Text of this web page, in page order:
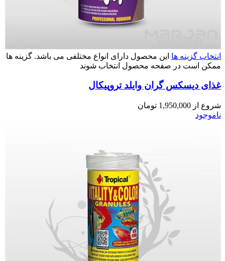
انتخاب گزینه ها این محصول دارای انواع مختلفی می باشد. گزینه ها
ممکن است در صفحه محصول انتخاب شوند
غذای دیسکس گران وایلد تروپیکال
شروع از 1,950,000 تومان
ناموجود